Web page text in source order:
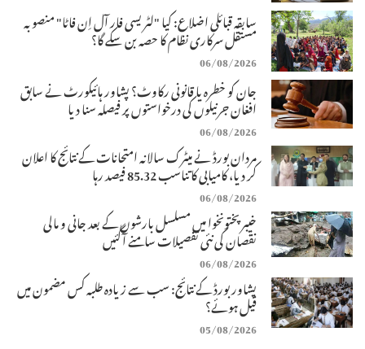
سابقہ قبائلی اضلاع: کیا "لٹریسی فار آل اِن فاٹا" منصوبہ
مستقل سرکاری نظام کا حصہ بن سکے گا؟
06/08/2026
جان کو خطرہ یا قانونی رکاوٹ؟ پشاور ہائیکورٹ نے سابق
افغان جرنیلوں کی درخواستوں پر فیصلہ سنا دیا
06/08/2026
مردان بورڈ نے میٹرک سالانہ امتحانات کے نتائج کا اعلان
کر دیا، کامیابی کا تناسب 85.32 فیصد رہا
06/08/2026
خیبرپختونخوا میں مسلسل بارشوں کے بعد جانی و مالی
نقصان کی نئی تفصیلات سامنے آگئیں
06/08/2026
پشاور بورڈ کے نتائج: سب سے زیادہ طلبہ کس مضمون میں
فیل ہوئے؟
05/08/2026